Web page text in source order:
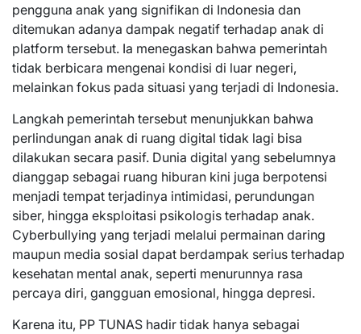
pengguna anak yang signifikan di Indonesia dan
ditemukan adanya dampak negatif terhadap anak di
platform tersebut. Ia menegaskan bahwa pemerintah
tidak berbicara mengenai kondisi di luar negeri,
melainkan fokus pada situasi yang terjadi di Indonesia.
Langkah pemerintah tersebut menunjukkan bahwa
perlindungan anak di ruang digital tidak lagi bisa
dilakukan secara pasif. Dunia digital yang sebelumnya
dianggap sebagai ruang hiburan kini juga berpotensi
menjadi tempat terjadinya intimidasi, perundungan
siber, hingga eksploitasi psikologis terhadap anak.
Cyberbullying yang terjadi melalui permainan daring
maupun media sosial dapat berdampak serius terhadap
kesehatan mental anak, seperti menurunnya rasa
percaya diri, gangguan emosional, hingga depresi.
Karena itu, PP TUNAS hadir tidak hanya sebagai